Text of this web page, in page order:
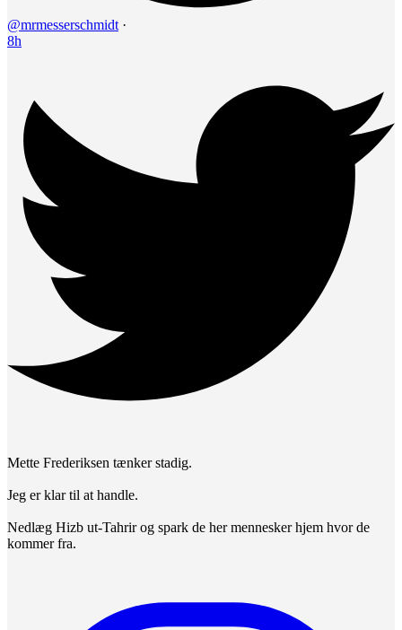
@mrmesserschmidt ·
8h
Mette Frederiksen tænker stadig.
Jeg er klar til at handle.
Nedlæg Hizb ut-Tahrir og spark de her mennesker hjem hvor de
kommer fra.